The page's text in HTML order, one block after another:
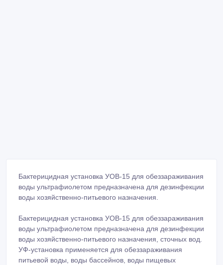
Бактерицидная установка УОВ-15 для обеззараживания
воды ультрафиолетом предназначена для дезинфекции
воды хозяйственно-питьевого назначения.
Бактерицидная установка УОВ-15 для обеззараживания
воды ультрафиолетом предназначена для дезинфекции
воды хозяйственно-питьевого назначения, сточных вод.
УФ-установка применяется для обеззараживания
питьевой воды, воды бассейнов, воды пищевых